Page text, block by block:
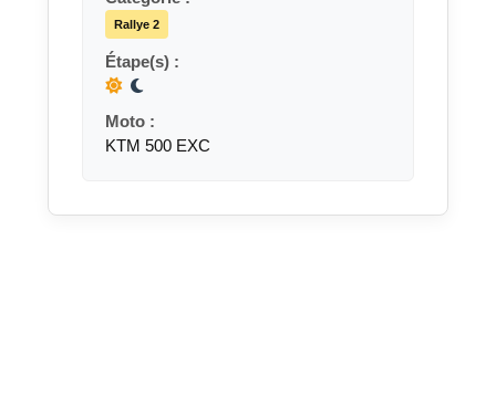
Rallye 2
Étape(s) :
Moto :
KTM 500 EXC